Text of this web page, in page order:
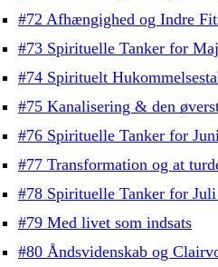
#72 Afhængighed og Indre
#73 Spirituelle Tanker for
#74 Spirituelt
#75 Kanalisering & den
#76 Spirituelle Tanker for
#77 Transformation og at
#78 Spirituelle Tanker for
#79 Med livet som indsats
#80 Åndsvidenskab og